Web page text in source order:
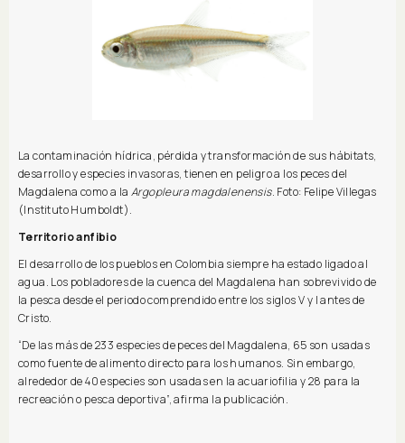
La contaminación hídrica, pérdida y transformación de sus hábitats,
desarrollo y especies invasoras, tienen en peligro a los peces del
Magdalena como a laArgopleura magdalenensis. Foto: Felipe Villegas
(Instituto Humboldt).
Territorio anfibio
El desarrollo de los pueblos en Colombia siempre ha estado ligado al
agua. Los pobladores de la cuenca del Magdalena han sobrevivido de
la pesca desde el periodo comprendido entre los siglos V y I antes de
Cristo.
“De las más de 233 especies de peces del Magdalena, 65 son usadas
como fuente de alimento directo para los humanos. Sin embargo,
alrededor de 40 especies son usadas en la acuariofilia y 28 para la
recreación o pesca deportiva”, afirma la publicación.